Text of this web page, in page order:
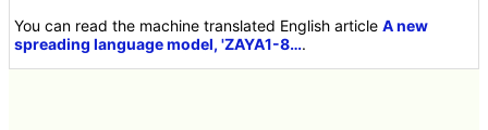
You can read the machine translated English articleA new
spreading language model, 'ZAYA1-8….